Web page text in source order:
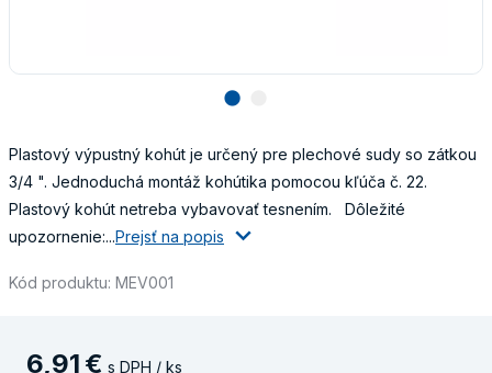
lens
Plastový výpustný kohút je určený pre plechové sudy so zátkou
3/4 ". Jednoduchá montáž kohútika pomocou kľúča č. 22.
Plastový kohút netreba vybavovať tesnením. Dôležité
upozornenie:...Prejsť na popis
Kód produktu: MEV001
6,91 € s DPH / ks